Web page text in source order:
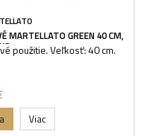
MARTELLATO GREEN 40 CM,
použitie. Veľkosť: 40 cm.
Viac